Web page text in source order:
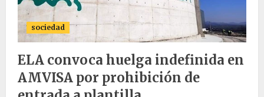
sociedad
ELA convoca huelga indefinida en
AMVISA por prohibición de